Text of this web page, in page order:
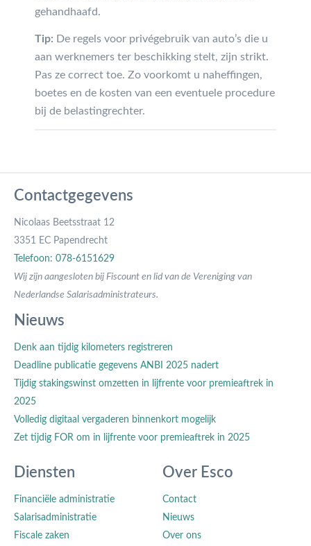
gehandhaafd.
Tip: De regels voor privégebruik van auto’s die u
aan werknemers ter beschikking stelt, zijn strikt.
Pas ze correct toe. Zo voorkomt u naheffingen,
boetes en de kosten van een eventuele procedure
bij de belastingrechter.
Contactgegevens
Nicolaas Beetsstraat 12
3351 EC Papendrecht
Telefoon: 078-6151629
Wij zijn aangesloten bij Fiscount en lid van de Vereniging van
Nederlandse Salarisadministrateurs.
Nieuws
Denk aan tijdig kilometers registreren
Deadline publicatie gegevens ANBI 2025 nadert
Tijdig stakingswinst omzetten in lijfrente voor premieaftrek in
2025
Volledig digitaal vergaderen binnenkort mogelijk
Zet tijdig FOR om in lijfrente voor premieaftrek in 2025
Diensten
Financiële administratie
Salarisadministratie
Fiscale zaken
Over Esco
Contact
Nieuws
Over ons